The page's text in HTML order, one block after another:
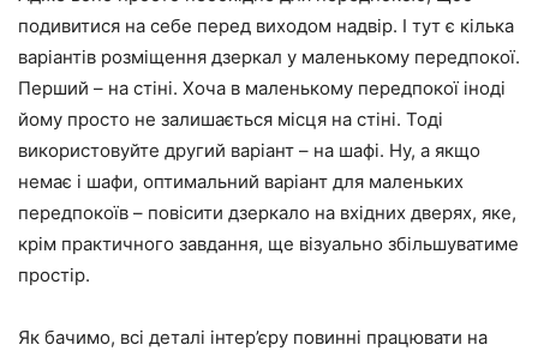
подивитися на себе перед виходом надвір. І тут є кілька
варіантів розміщення дзеркал у маленькому передпокої.
Перший – на стіні. Хоча в маленькому передпокої іноді
йому просто не залишається місця на стіні. Тоді
використовуйте другий варіант – на шафі. Ну, а якщо
немає і шафи, оптимальний варіант для маленьких
передпокоїв – повісити дзеркало на вхідних дверях, яке,
крім практичного завдання, ще візуально збільшуватиме
простір.
Як бачимо, всі деталі інтер’єру повинні працювати на